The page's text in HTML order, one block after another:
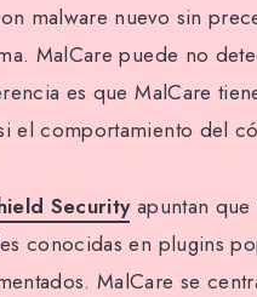
malware nuevo sin
MalCare puede no
es que MalCare
el comportamiento del
Securityapuntan que
conocidas en plugins
MalCare se